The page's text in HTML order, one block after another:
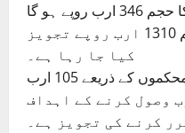
رہا ہے جس میں ترقیاتی بجٹ کا حجم 346 ارب روپے ہو گا
اور غیر ترقیاتی بجٹ کا حجم 1310 ارب روپے تجویز
کیا جا رہا ہے۔
ٹیکس کی مد میں شہریوں سے محکموں کے ذریعے 105 ارب
بڑھا کر 3 کھرب 68 ارب وصول کرنے کے اہداف
کرنے کی تجویز ہے۔